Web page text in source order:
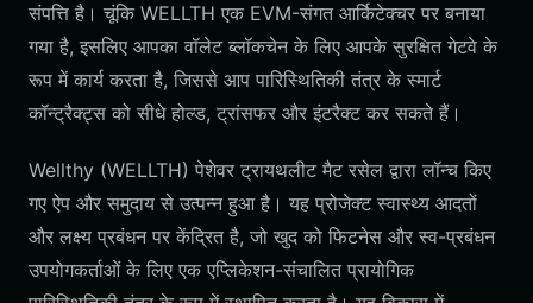
संपत्ति है। चूंकि WELLTH एक EVM-संगत आर्किटेक्चर पर बनाया
गया है, इसलिए आपका वॉलेट ब्लॉकचेन के लिए आपके सुरक्षित गेटवे के
रूप में कार्य करता है, जिससे आप पारिस्थितिकी तंत्र के स्मार्ट
कॉन्ट्रैक्ट्स को सीधे होल्ड, ट्रांसफर और इंटरैक्ट कर सकते हैं।
Wellthy (WELLTH) पेशेवर ट्रायथलीट मैट रसेल द्वारा लॉन्च किए
गए ऐप और समुदाय से उत्पन्न हुआ है। यह प्रोजेक्ट स्वास्थ्य आदतों
और लक्ष्य प्रबंधन पर केंद्रित है, जो खुद को फिटनेस और स्व-प्रबंधन
उपयोगकर्ताओं के लिए एक एप्लिकेशन-संचालित प्रायोगिक